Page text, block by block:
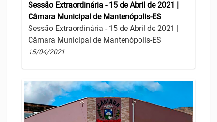
Sessão Extraordinária - 15 de Abril de 2021 |
Câmara Municipal de Mantenópolis-ES
Sessão Extraordinária - 15 de Abril de 2021 |
Câmara Municipal de Mantenópolis-ES
15/04/2021